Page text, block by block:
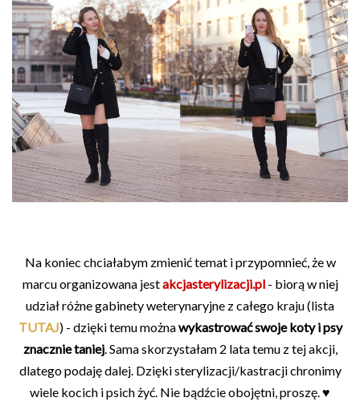
Na koniec chciałabym zmienić temat i przypomnieć, że w
marcu organizowana jestakcjasterylizacji.pl - biorą w niej
udział różne gabinety weterynaryjne z całego kraju (lista
TUTAJ) - dzięki temu możnawykastrować swoje koty i psy
znacznie taniej. Sama skorzystałam 2 lata temu z tej akcji,
dlatego podaję dalej. Dzięki sterylizacji/kastracji chronimy
wiele kocich i psich żyć. Nie bądźcie obojętni, proszę. ♥